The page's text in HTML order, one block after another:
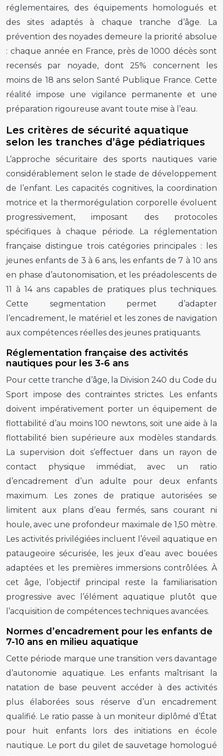
réglementaires, des équipements homologués et
des sites adaptés à chaque tranche d’âge. La
prévention des noyades demeure la priorité absolue
: chaque année en France, près de 1000 décès sont
recensés par noyade, dont 25% concernent les
moins de 18 ans selon Santé Publique France. Cette
réalité impose une vigilance permanente et une
préparation rigoureuse avant toute mise à l’eau.
Les critères de sécurité aquatique
selon les tranches d’âge pédiatriques
L’approche sécuritaire des sports nautiques varie
considérablement selon le stade de développement
de l’enfant. Les capacités cognitives, la coordination
motrice et la thermorégulation corporelle évoluent
progressivement, imposant des protocoles
spécifiques à chaque période. La réglementation
française distingue trois catégories principales : les
jeunes enfants de 3 à 6 ans, les enfants de 7 à 10 ans
en phase d’autonomisation, et les préadolescents de
11 à 14 ans capables de pratiques plus techniques.
Cette segmentation permet d’adapter
l’encadrement, le matériel et les zones de navigation
aux compétences réelles des jeunes pratiquants.
Réglementation française des activités
nautiques pour les 3-6 ans
Pour cette tranche d’âge, la Division 240 du Code du
Sport impose des contraintes strictes. Les enfants
doivent impérativement porter un équipement de
flottabilité d’au moins 100 newtons, soit une aide à la
flottabilité bien supérieure aux modèles standards.
La supervision doit s’effectuer dans un rayon de
contact physique immédiat, avec un ratio
d’encadrement d’un adulte pour deux enfants
maximum. Les zones de pratique autorisées se
limitent aux plans d’eau fermés, sans courant ni
houle, avec une profondeur maximale de 1,50 mètre.
Les activités privilégiées incluent l’éveil aquatique en
pataugeoire sécurisée, les jeux d’eau avec bouées
adaptées et les premières immersions contrôlées. À
cet âge, l’objectif principal reste la familiarisation
progressive avec l’élément aquatique plutôt que
l’acquisition de compétences techniques avancées.
Normes d’encadrement pour les enfants de
7-10 ans en milieu aquatique
Cette période marque une transition vers davantage
d’autonomie aquatique. Les enfants maîtrisant la
natation de base peuvent accéder à des activités
plus élaborées sous réserve d’un encadrement
qualifié. Le ratio passe à un moniteur diplômé d’État
pour huit enfants lors des initiations en école
nautique. Le port du gilet de sauvetage homologué